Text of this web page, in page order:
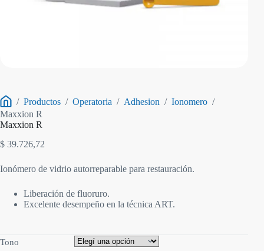
Inicio
/ Productos / Operatoria / Adhesion / Ionomero /
Maxxion R
Maxxion R
$ 39.726,72
Ionómero de vidrio autorreparable para restauración.
Liberación de fluoruro.
Excelente desempeño en la técnica ART.
Tono